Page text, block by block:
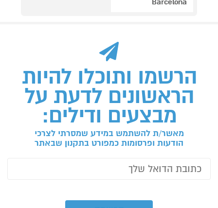
הרשמו ותוכלו להיות
הראשונים לדעת על
מבצעים ודילים:
מאשר/ת להשתמש במידע שמסרתי לצרכי
הודעות ופרסומות כמפורט בתקנון שבאתר